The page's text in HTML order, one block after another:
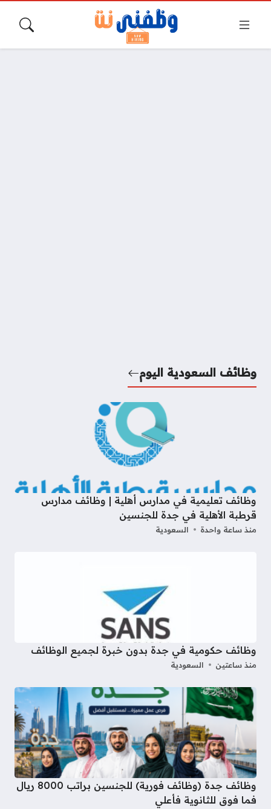
وظائف السعودية اليوم
وظائف تعليمية في مدارس أهلية | وظائف مدارس
قرطبة الأهلية في جدة للجنسين
منذ ساعة واحدة السعودية
وظائف حكومية في جدة بدون خبرة لجميع الوظائف
منذ ساعتين السعودية
وظائف جدة (وظائف فورية) للجنسين براتب 8000 ريال
فما فوق للثانوية فأعلي